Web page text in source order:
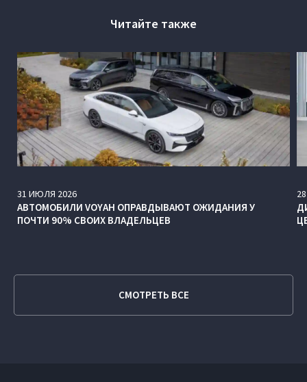
Читайте также
31 ИЮЛЯ 2026
АВТОМОБИЛИ VOYAH ОПРАВДЫВАЮТ ОЖИДАНИЯ У
ПОЧТИ 90% СВОИХ ВЛАДЕЛЬЦЕВ
28
СМОТРЕТЬ ВСЕ